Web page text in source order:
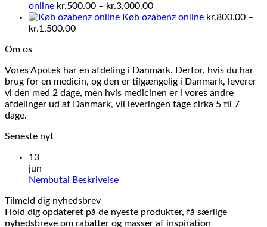
online kr.500.00 – kr.3,000.00Prisinterval:
kr.500.00
Køb ozabenz online kr.800.00 –
kr.1,500.00Prisinterval:
Om os
Vores Apotek har en afdeling i Danmark. Derfor, hvis du har
brug for en medicin, og den er tilgængelig i Danmark, leverer
vi den med 2 dage, men hvis medicinen er i vores andre
afdelinger ud af Danmark, vil leveringen tage cirka 5 til 7
dage.
Seneste nyt
13
jun
Nembutal BeskrivelseIngen
Nembutal
Beskrivelse
Tilmeld dig nyhedsbrev
Hold dig opdateret på de nyeste produkter, få særlige
nyhedsbreve om rabatter og masser af inspiration